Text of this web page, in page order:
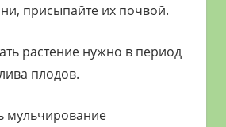
присыпайте их почвой.
растение нужно в период
плодов.
мульчирование